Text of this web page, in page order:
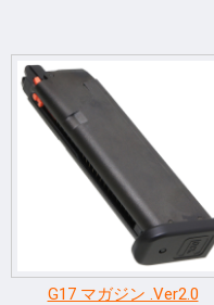
G17 マガジン .Ver2.0